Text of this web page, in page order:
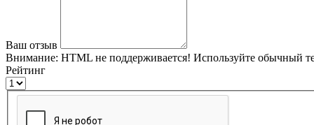
Ваш отзыв
Внимание: HTML не поддерживается! Используйте обычный
Рейтинг